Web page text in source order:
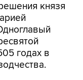
князя
годах в